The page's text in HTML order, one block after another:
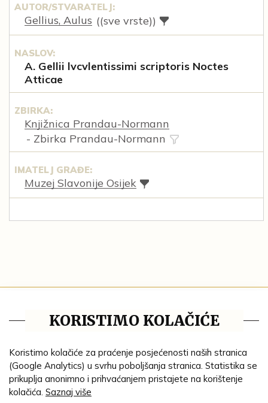
AUTOR/STVARATELJ:
Gellius, Aulus ((sve vrste))
NASLOV:
A. Gellii lvcvlentissimi scriptoris Noctes
Atticae
ZBIRKA:
Knjižnica Prandau-Normann
- Zbirka Prandau-Normann
IMATELJ GRAĐE:
Muzej Slavonije Osijek
Impresum
Ustanove
Lenta vremena
Genealogija
KORISTIMO KOLAČIĆE
Koristimo kolačiće za praćenje posjećenosti naših stranica
(Google Analytics) u svrhu poboljšanja stranica. Statistika se
prikuplja anonimno i prihvaćanjem pristajete na korištenje
kolačića. Saznaj više